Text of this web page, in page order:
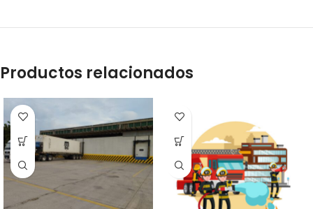
Productos relacionados